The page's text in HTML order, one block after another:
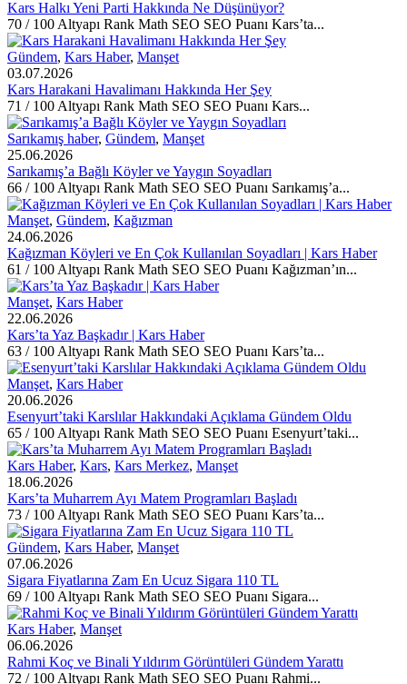
Kars Halkı Yeni Parti Hakkında Ne Düşünüyor?
70 / 100 Altyapı Rank Math SEO SEO Puanı Kars’ta...
Gündem, Kars Haber, Manşet
03.07.2026
Kars Harakani Havalimanı Hakkında Her Şey
71 / 100 Altyapı Rank Math SEO SEO Puanı Kars...
Sarıkamış haber, Gündem, Manşet
25.06.2026
Sarıkamış’a Bağlı Köyler ve Yaygın Soyadları
66 / 100 Altyapı Rank Math SEO SEO Puanı Sarıkamış’a...
Manşet, Gündem, Kağızman
24.06.2026
Kağızman Köyleri ve En Çok Kullanılan Soyadları | Kars Haber
61 / 100 Altyapı Rank Math SEO SEO Puanı Kağızman’ın...
Manşet, Kars Haber
22.06.2026
Kars’ta Yaz Başkadır | Kars Haber
63 / 100 Altyapı Rank Math SEO SEO Puanı Kars’ta...
Manşet, Kars Haber
20.06.2026
Esenyurt’taki Karslılar Hakkındaki Açıklama Gündem Oldu
65 / 100 Altyapı Rank Math SEO SEO Puanı Esenyurt’taki...
Kars Haber, Kars, Kars Merkez, Manşet
18.06.2026
Kars’ta Muharrem Ayı Matem Programları Başladı
73 / 100 Altyapı Rank Math SEO SEO Puanı Kars’ta...
Gündem, Kars Haber, Manşet
07.06.2026
Sigara Fiyatlarına Zam En Ucuz Sigara 110 TL
69 / 100 Altyapı Rank Math SEO SEO Puanı Sigara...
Kars Haber, Manşet
06.06.2026
Rahmi Koç ve Binali Yıldırım Görüntüleri Gündem Yarattı
72 / 100 Altyapı Rank Math SEO SEO Puanı Rahmi...